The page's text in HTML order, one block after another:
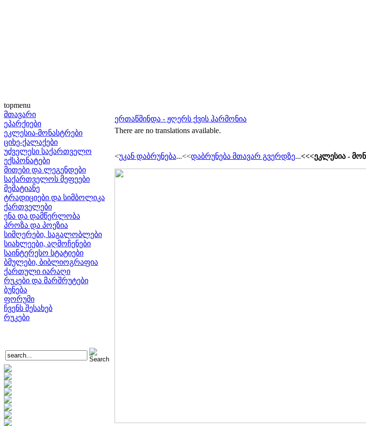
topmenu
მთავარი
ეპარქიები
ეკლესია-მონასტრები
ციხე-ქალაქები
უძველესი საქართველო
ექსპონატები
მითები და ლეგენდები
საქართველოს მეფეები
მემატიანე
ტრადიციები და სიმბოლიკა
ქართველები
ენა და დამწერლობა
პროზა და პოეზია
სიმღერები, საგალობლები
სიახლეები, აღმოჩენები
საინტერესო სტატიები
ბმულები, ბიბლიოგრაფია
ქართული იარაღი
რუკები და მარშრუტები
ბუნება
ფორუმი
ჩვენს შესახებ
რუკები
ერთაწმინდა - ჟღერს ქვის ჰარმონია
There are no translations available.
<უკან დაბრუნება...<<დაბრუნება მთავარ გვერდზე...<<<ეკლესია -